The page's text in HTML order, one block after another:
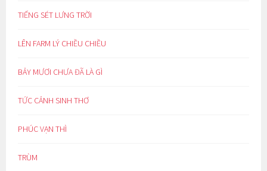
TIẾNG SÉT LƯNG TRỜI
LÊN FARM LÝ CHIỀU CHIỀU
BẢY MƯƠI CHƯA ĐÃ LÀ GÌ
TỨC CẢNH SINH THƠ
PHÚC VẠN THÌ
TRÙM